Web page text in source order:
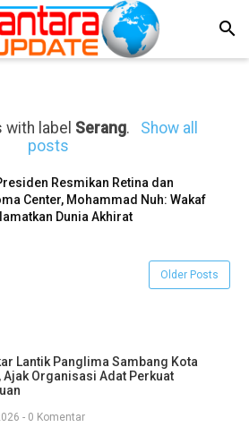
search
label Serang.
Show all
posts
Resmikan Retina dan
Center, Mohammad Nuh: Wakaf
Dunia Akhirat
Older Posts
Lantik Panglima Sambang Kota
Ajak Organisasi Adat Perkuat
- 0 Komentar